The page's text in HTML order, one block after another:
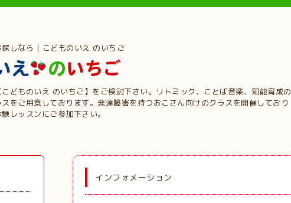
しなら | こどものいえ のいちご
どものいえ のいちご】をご検討下さい。リトミック、ことば音楽、知能育成の
をご用意しております。発達障害を持つおこさん向けのクラスを開催しており
レッスンにご参加下さい。
インフォメーション